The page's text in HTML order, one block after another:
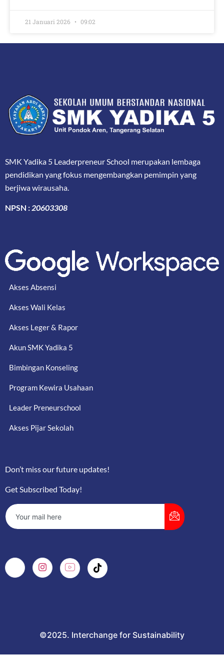
21 Januari 2026 09:02
SMK Yadika 5 Leaderpreneur School merupakan lembaga
pendidikan yang fokus mengembangkan pemimpin yang
berjiwa wirausaha.
NPSN :20603308
Akses Absensi
Akses Wali Kelas
Akses Leger & Rapor
Akun SMK Yadika 5
Bimbingan Konseling
Program Kewira Usahaan
Leader Preneurschool
Akses Pijar Sekolah
Don’t miss our future updates!
Get Subscribed Today!
©2025. Interchange for Sustainability